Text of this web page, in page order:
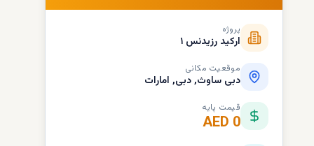
پروژه
ارکید رزیدنس ۱
موقعیت مکانی
دبی ساوث, دبی, امارات
قیمت پایه
AED 0